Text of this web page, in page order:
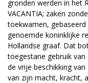
gronden werden in het
VACANTIA; zaken
toekwamen,
genoemde koninklijke
Hollandse graaf. Dat
toegestane gebruik van
de vrije beschikking
van zijn macht, kracht,